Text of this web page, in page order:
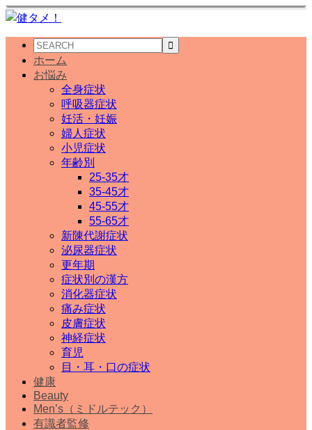
ホーム
お悩み
全身症状
呼吸器症状
妊活・妊娠
婦人症状
小児症状
年齢別
25-35才
35-45才
45-55才
55-65才
新陳代謝症状
泌尿器症状
更年期
症状別の漢方
消化器症状
痛み症状
皮膚症状
神経症状
育児
目・耳・口の症状
健康
Beauty
Men’s（ミドルテック）
有識者監修